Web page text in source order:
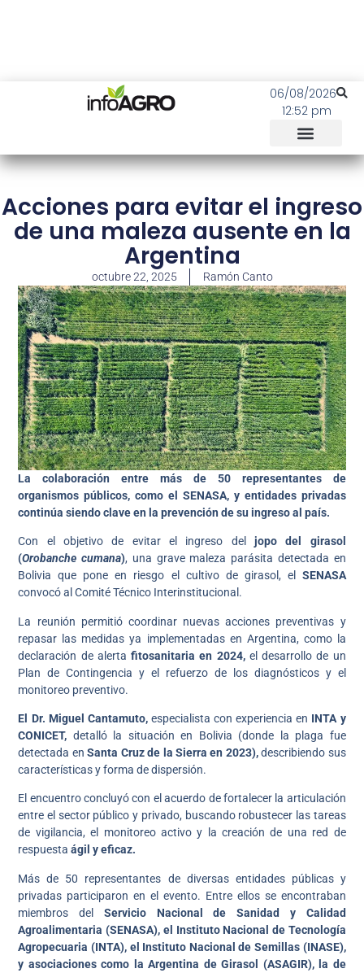
06/08/2026
12:52 pm
Acciones para evitar el ingreso
de una maleza ausente en la
Argentina
octubre 22, 2025 Ramón Canto
La colaboración entre más de 50 representantes de
organismos públicos, como el SENASA, y entidades privadas
continúa siendo clave en la prevención de su ingreso al país.
Con el objetivo de evitar el ingreso del jopo del girasol
(Orobanche cumana), una grave maleza parásita detectada en
Bolivia que pone en riesgo el cultivo de girasol, el SENASA
convocó al Comité Técnico Interinstitucional.
La reunión permitió coordinar nuevas acciones preventivas y
repasar las medidas ya implementadas en Argentina, como la
declaración de alerta fitosanitaria en 2024, el desarrollo de un
Plan de Contingencia y el refuerzo de los diagnósticos y el
monitoreo preventivo.
El Dr. Miguel Cantamuto,especialista con experiencia en INTA y
CONICET, detalló la situación en Bolivia (donde la plaga fue
detectada en Santa Cruz de la Sierra en 2023),describiendo sus
características y forma de dispersión.
El encuentro concluyó con el acuerdo de fortalecer la articulación
entre el sector público y privado, buscando robustecer las tareas
de vigilancia, el monitoreo activo y la creación de una red de
respuestaágil y eficaz.
Más de 50 representantes de diversas entidades públicas y
privadas participaron en el evento. Entre ellos se encontraban
miembros del Servicio Nacional de Sanidad y Calidad
Agroalimentaria (SENASA), el Instituto Nacional de Tecnología
Agropecuaria (INTA), el Instituto Nacional de Semillas (INASE),
y asociaciones como la Argentina de Girasol (ASAGIR), la de